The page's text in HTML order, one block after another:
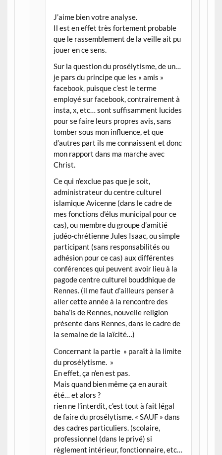
J’aime bien votre analyse.
Il est en effet très fortement probable
que le rassemblement de la veille ait pu
jouer en ce sens.
Sur la question du prosélytisme, de un…
je pars du principe que les « amis »
facebook, puisque c’est le terme
employé sur facebook, contrairement à
insta, x, etc… sont suffisamment lucides
pour se faire leurs propres avis, sans
tomber sous mon influence, et que
d’autres part ils me connaissent et donc
mon rapport dans ma marche avec
Christ.
Ce qui n’exclue pas que je soit,
administrateur du centre culturel
islamique Avicenne (dans le cadre de
mes fonctions d’élus municipal pour ce
cas), ou membre du groupe d’amitié
judéo-chrétienne Jules Isaac, ou simple
participant (sans responsabilités ou
adhésion pour ce cas) aux différentes
conférences qui peuvent avoir lieu à la
pagode centre culturel bouddhique de
Rennes. (il me faut d’ailleurs penser à
aller cette année à la rencontre des
baha’is de Rennes, nouvelle religion
présente dans Rennes, dans le cadre de
la semaine de la laïcité…)
Concernant la partie » paraît à la limite
du prosélytisme. »
En effet, ça n’en est pas.
Mais quand bien même ça en aurait
été… et alors ?
rien ne l’interdit, c’est tout à fait légal
de faire du prosélytisme. « SAUF » dans
des cadres particuliers. (scolaire,
professionnel (dans le privé) si
règlement intérieur, fonctionnaire, etc…